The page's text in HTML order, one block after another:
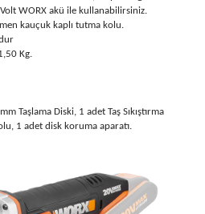
WORX akü ile kullanabilirsiniz.
kauçuk kaplı tutma kolu.
Kg.
Taşlama Diski, 1 adet Taş Sıkıştırma
1 adet disk koruma aparatı.